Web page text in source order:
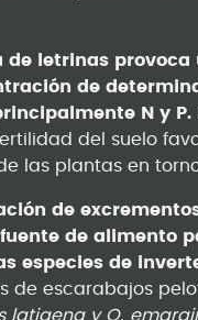
de letrinas
de
N y P.
del suelo
las plantas en
de
de alimento
especies de
de escarabajos
latigena y O.